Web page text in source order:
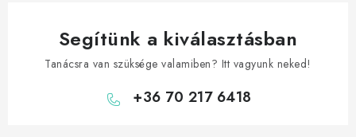
Segítünk a kiválasztásban
Tanácsra van szüksége valamiben? Itt vagyunk neked!
+36 70 217 6418